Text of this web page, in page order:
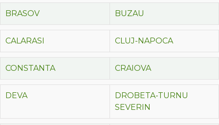
BRASOV BUZAU
CALARASI CLUJ-NAPOCA
CONSTANTA CRAIOVA
DEVA
DROBETA-TURNU
SEVERIN